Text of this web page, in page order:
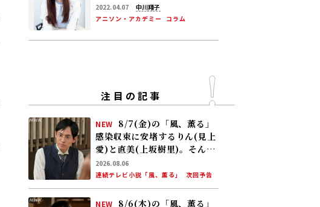
2022.04.07
中川翔子
アニソン・アカデミー
コラム
注目の記事
NEW
8/7(金)の「風、薫る」
感染収束に安堵するりん(見上
愛)と直美(上坂樹里)。そんな
中、黒川(平埜生成)がりんに
ある提案をする
2026.08.06
連続テレビ小説「風、薫る」
次回予告
NEW
8/6(木)の「風、薫る」